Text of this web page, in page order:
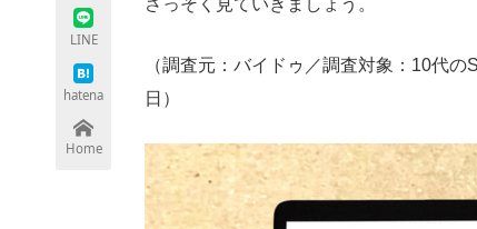
LINE
hatena
Home
さっそく見ていきましょう。
（調査元：バイドゥ／調査対象：10代
日）